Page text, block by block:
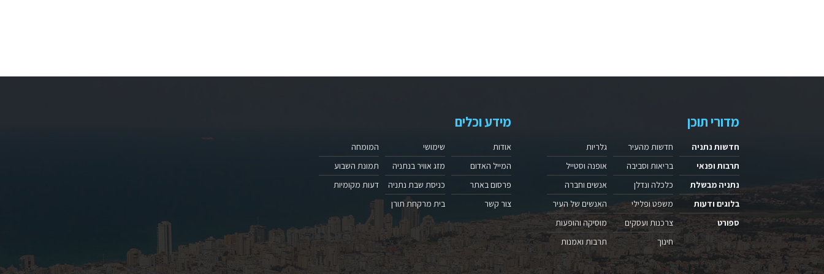
מדורי תוכן
חדשות נתניה
תרבות ופנאי
נתניה מבשלת
בלוגים ודעות
ספורט
חדשות מהעיר
בריאות וסביבה
כלכלה ונדלן
משפט ופלילי
צרכנות ועסקים
חינוך
גלריות
אופנה וסטייל
אנשים וחברה
האנשים של העיר
מוסיקה והופעות
תרבות ואמנות
מידע וכלים
אודות
המייל האדום
פרסום באתר
צור קשר
שימושי
מזג אוויר בנתניה
כניסת שבת נתניה
בית מרקחת תורן
המומחה
תמונת השבוע
דעות מקומיות